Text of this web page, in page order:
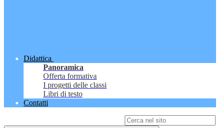
Didattica
Panoramica
Offerta formativa
I progetti delle classi
Libri di testo
Contatti